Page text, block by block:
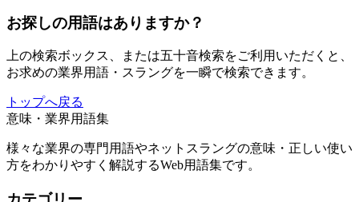
お探しの用語はありますか？
上の検索ボックス、または五十音検索をご利用いただくと、
お求めの業界用語・スラングを一瞬で検索できます。
トップへ戻る
意味・業界用語集
様々な業界の専門用語やネットスラングの意味・正しい使い
方をわかりやすく解説するWeb用語集です。